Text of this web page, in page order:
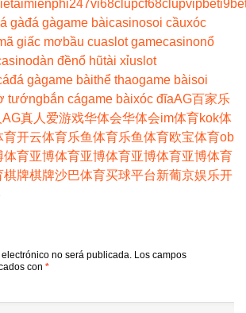
taimienphi247vi68clupcf68clupvipbet
gàđá gàgame bàicasinosoi cầuxóc
giấc mơbầu cuaslot gamecasinonổ
dàn đềnổ hũtài xỉuslot
đá gàgame bàithể thaogame bàisoi
tướngbắn cágame bàixóc đĩaAG百家乐
AG真人 爱游戏华体会华体会im体育kok体
育开云体育乐鱼体育乐鱼体育欧宝体育ob
体育亚博体育亚博体育亚博体育亚博体育
棋牌棋牌沙巴体育买球平台新葡京娱乐开
no será publicada. Los campos
con *